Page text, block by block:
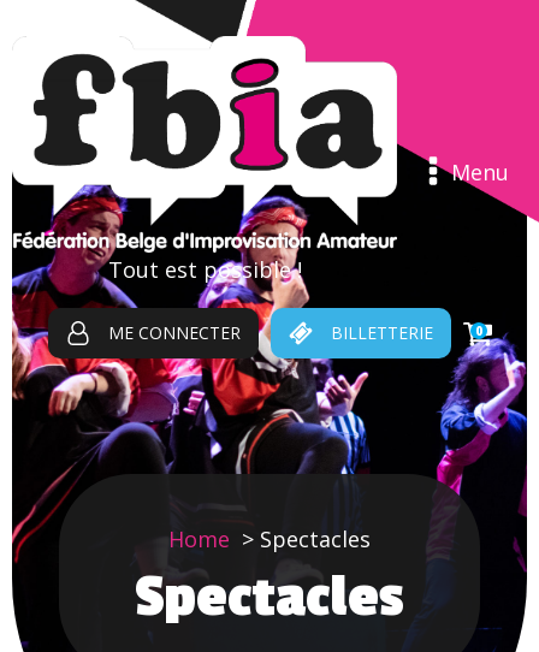
Tout est possible !
Menu
ME CONNECTER BILLETTERIE 0
Home Spectacles
Spectacles